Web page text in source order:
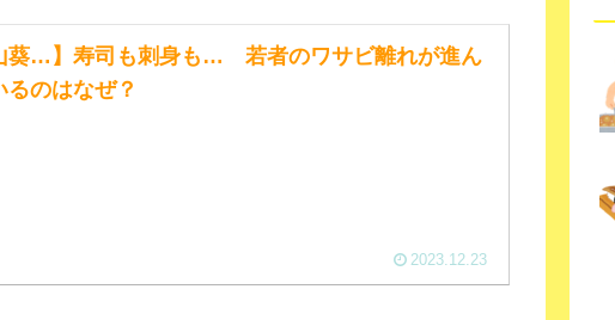
葵…】寿司も刺身も… 若者のワサビ離れが進ん
るのはなぜ？
2023.12.23